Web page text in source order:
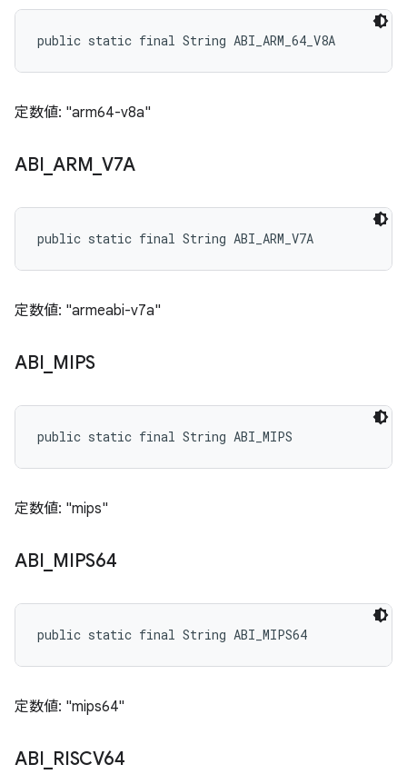
public static final String ABI_ARM_64_V8A
定数値: "arm64-v8a"
ABI ARM V7A
public static final String ABI_ARM_V7A
定数値: "armeabi-v7a"
ABI MIPS
public static final String ABI_MIPS
定数値: "mips"
ABI MIPS64
public static final String ABI_MIPS64
定数値: "mips64"
ABI RISCV64